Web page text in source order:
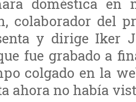
colaborador del
y dirige Iker
fue grabado a
colgado en la
ahora no había